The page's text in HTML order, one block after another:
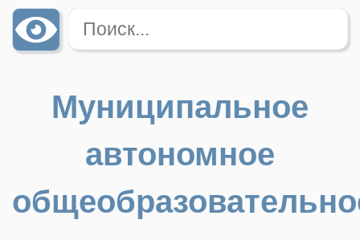
Муниципальное
автономное